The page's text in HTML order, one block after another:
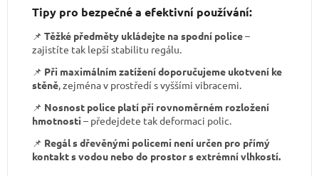
Tipy pro bezpečné a efektivní používání:
📌 Těžké předměty ukládejte na spodní police–
zajistíte tak lepší stabilitu regálu.
📌 Při maximálním zatížení doporučujeme ukotvení ke
stěně, zejména v prostředí s vyššími vibracemi.
📌 Nosnost police platí při rovnoměrném rozložení
hmotnosti – předejdete tak deformaci polic.
📌 Regál s dřevěnými policemi není určen pro přímý
kontakt s vodou nebo do prostor s extrémní vlhkostí.